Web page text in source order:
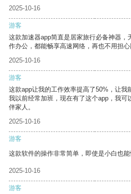
2025-10-16
游客
这款加速器app简直是居家旅行必备神器，
作办公，都能畅享高速网络，再也不用担心
2025-10-16
游客
这款app让我的工作效率提高了50%，让我
我以前经常加班，现在有了这个app，我可
伴家人。
2025-10-16
游客
这款软件的操作非常简单，即使是小白也能
2025-10-16
游客